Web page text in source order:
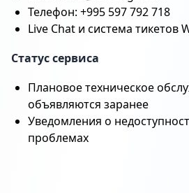
Телефон: +995 597 792 718
Live Chat и система тикетов
Статус сервиса
Плановое техническое
объявляются заранее
Уведомления о
проблемах